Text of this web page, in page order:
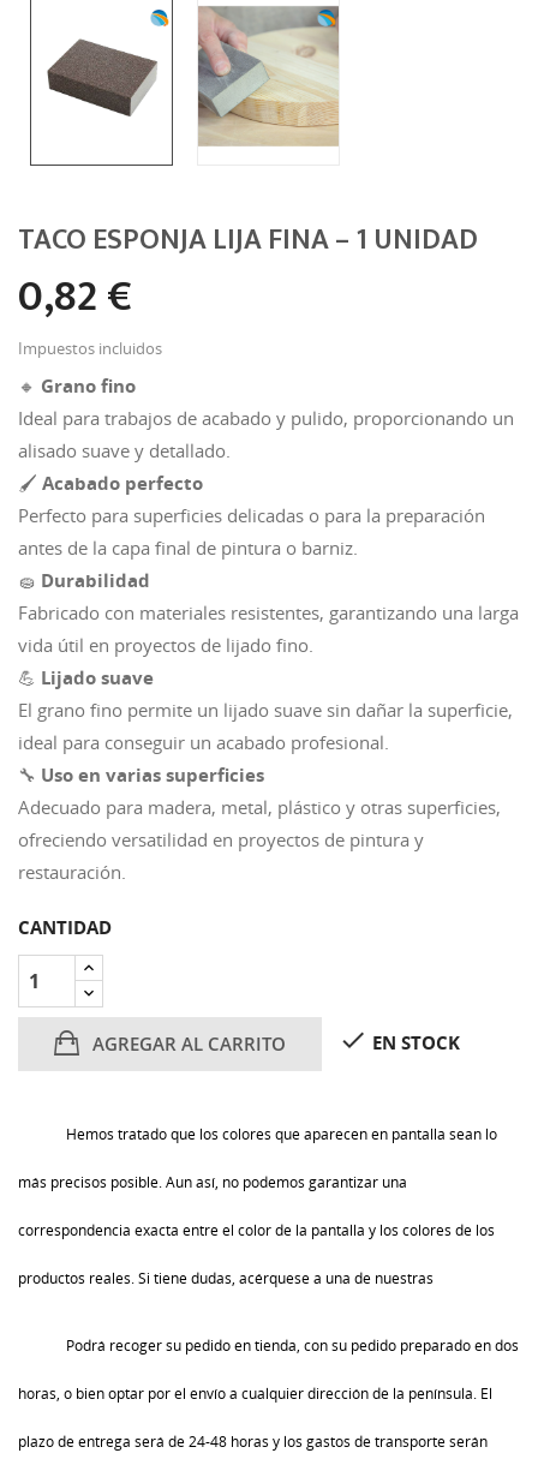
TACO ESPONJA LIJA FINA – 1 UNIDAD
0,82 €
Impuestos incluidos
🔸 Grano fino
Ideal para trabajos de acabado y pulido, proporcionando un
alisado suave y detallado.
🖌️ Acabado perfecto
Perfecto para superficies delicadas o para la preparación
antes de la capa final de pintura o barniz.
🧽 Durabilidad
Fabricado con materiales resistentes, garantizando una larga
vida útil en proyectos de lijado fino.
💪 Lijado suave
El grano fino permite un lijado suave sin dañar la superficie,
ideal para conseguir un acabado profesional.
🔧 Uso en varias superficies
Adecuado para madera, metal, plástico y otras superficies,
ofreciendo versatilidad en proyectos de pintura y
restauración.
CANTIDAD
AGREGAR AL CARRITO  EN STOCK
Hemos tratado que los colores que aparecen en pantalla sean lo
más precisos posible. Aun así, no podemos garantizar una
correspondencia exacta entre el color de la pantalla y los colores de los
productos reales. Si tiene dudas, acérquese a una de nuestras
Podrá recoger su pedido en tienda, con su pedido preparado en dos
horas, o bien optar por el envío a cualquier dirección de la península. El
plazo de entrega será de 24-48 horas y los gastos de transporte serán